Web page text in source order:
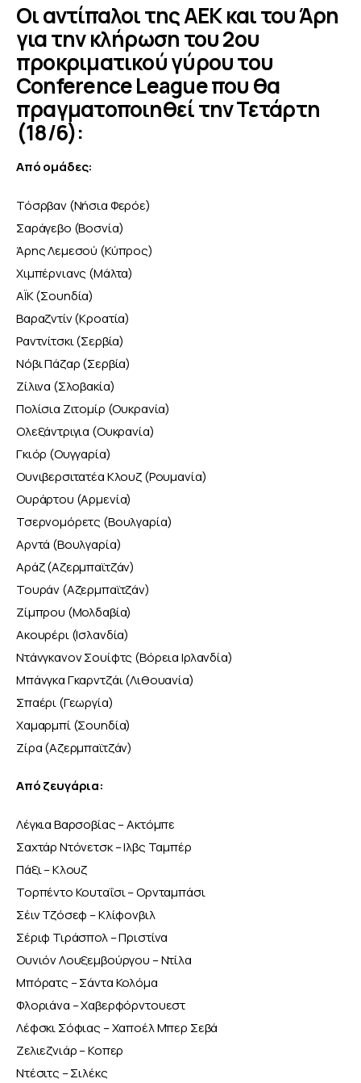
Οι αντίπαλοι της ΑΕΚ και του Άρη
για την κλήρωση του 2ου
προκριματικού γύρου του
Conference League που θα
πραγματοποιηθεί την Τετάρτη
(18/6):
Από ομάδες:
Τόσρβαν (Νήσια Φερόε)
Σαράγεβο (Βοσνία)
Άρης Λεμεσού (Κύπρος)
Χιμπέρνιανς (Μάλτα)
ΑΪΚ (Σουηδία)
Βαραζντίν (Κροατία)
Ραντνίτσκι (Σερβία)
Νόβι Πάζαρ (Σερβία)
Ζίλινα (Σλοβακία)
Πολίσια Ζιτομίρ (Ουκρανία)
Ολεξάντριγια (Ουκρανία)
Γκιόρ (Ουγγαρία)
Ουνιβερσιτατέα Κλουζ (Ρουμανία)
Ουράρτου (Αρμενία)
Τσερνομόρετς (Βουλγαρία)
Αρντά (Βουλγαρία)
Αράζ (Αζερμπαϊτζάν)
Τουράν (Αζερμπαϊτζάν)
Ζίμπρου (Μολδαβία)
Ακουρέρι (Ισλανδία)
Ντάνγκανον Σουίφτς (Βόρεια Ιρλανδία)
Μπάνγκα Γκαρντζάι (Λιθουανία)
Σπαέρι (Γεωργία)
Χαμαρμπί (Σουηδία)
Ζίρα (Αζερμπαϊτζάν)
Από ζευγάρια:
Λέγκια Βαρσοβίας – Ακτόμπε
Σαχτάρ Ντόνετσκ – Ιλβς Ταμπέρ
Πάξι – Κλουζ
Τορπέντο Κουταΐσι – Ορνταμπάσι
Σέιν Τζόσεφ – Κλίφονβιλ
Σέριφ Τιράσπολ – Πριστίνα
Ουνιόν Λουξεμβούργου – Ντίλα
Μπόρατς – Σάντα Κολόμα
Φλοριάνα – Χαβερφόρντουεστ
Λέφσκι Σόφιας – Χαποέλ Μπερ Σεβά
Ζελιεζνιάρ – Κοπερ
Ντέσιτς – Σιλέκς